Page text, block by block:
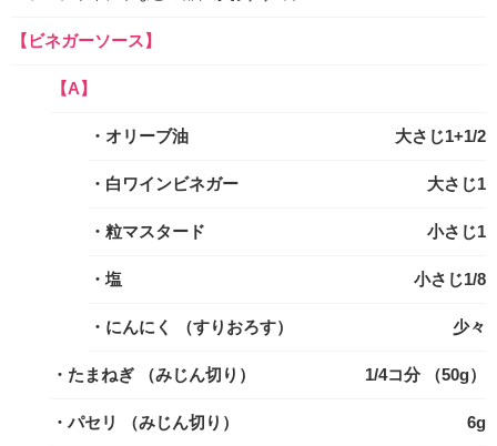
【ビネガーソース】
【A】
・オリーブ油 大さじ1+1/2
・白ワインビネガー 大さじ1
・粒マスタード 小さじ1
・塩 小さじ1/8
・にんにく （すりおろす） 少々
・たまねぎ （みじん切り） 1/4コ分 （50g）
・パセリ （みじん切り） 6g